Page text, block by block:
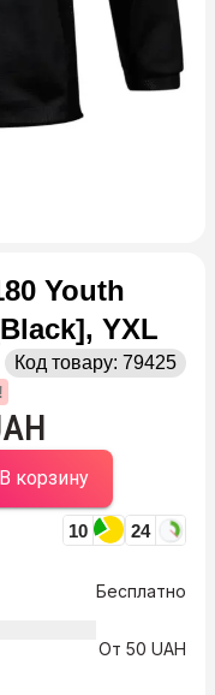
Youth
YXL
Код товару: 79425
В корзину
10 24
Бесплатно
От 50 UAH